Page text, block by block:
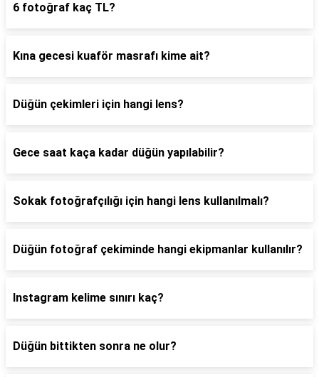
6 fotoğraf kaç TL?
Kına gecesi kuaför masrafı kime ait?
Düğün çekimleri için hangi lens?
Gece saat kaça kadar düğün yapılabilir?
Sokak fotoğrafçılığı için hangi lens kullanılmalı?
Düğün fotoğraf çekiminde hangi ekipmanlar kullanılır?
Instagram kelime sınırı kaç?
Düğün bittikten sonra ne olur?